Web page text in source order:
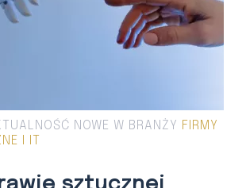
NOWE W BRANŻY FIRMY
I IT